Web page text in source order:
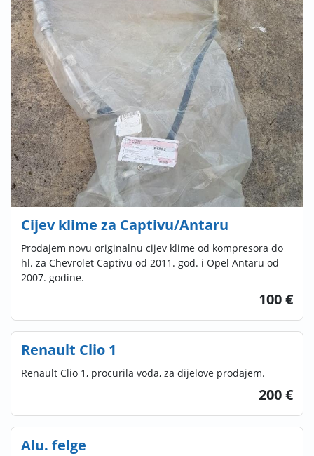
Cijev klime za Captivu/Antaru
Prodajem novu originalnu cijev klime od kompresora do
hl. za Chevrolet Captivu od 2011. god. i Opel Antaru od
2007. godine.
100 €
Renault Clio 1
Renault Clio 1, procurila voda, za dijelove prodajem.
200 €
Alu. felge